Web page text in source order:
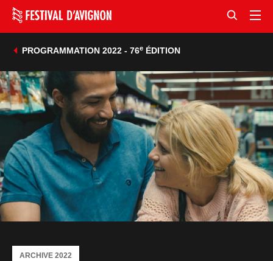
PROGRAMMATION 2022 - 76eÉDITION
ARCHIVE 2022